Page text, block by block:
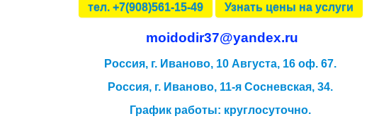
тел. +7(908)561-15-49 Узнать цены на услуги
moidodir37@yandex.ru
Россия, г. Иваново, 10 Августа, 16 оф. 67.
Россия, г. Иваново, 11-я Сосневская, 34.
График работы: круглосуточно.